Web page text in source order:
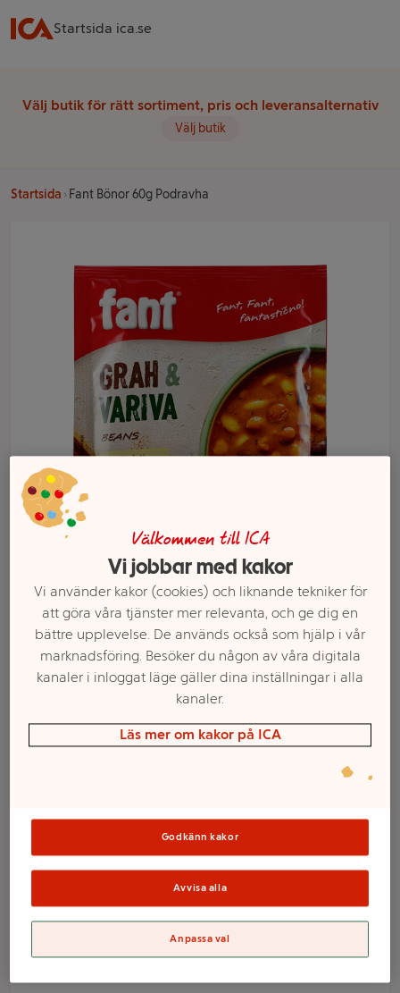
Startsida ica.se
Välj butik för rätt sortiment, pris och leveransalternativ
Välj butik
Startsida Fant Bönor 60g Podravha
Fant Bönor 60g
Varumärke
Podravka
Produktinformation
Kryddig bönmix som är lätt att addera i din soppa
Välj butik och handla
Sortimentet kan variera mellan butikerna
Välkommen till ICA
Vi jobbar med kakor
Vi använder kakor (cookies) och liknande tekniker för
att göra våra tjänster mer relevanta, och ge dig en
bättre upplevelse. De används också som hjälp i vår
marknadsföring. Besöker du någon av våra digitala
kanaler i inloggat läge gäller dina inställningar i alla
kanaler.
Läs mer om kakor på ICA
Godkänn kakor
Avvisa alla
Anpassa val